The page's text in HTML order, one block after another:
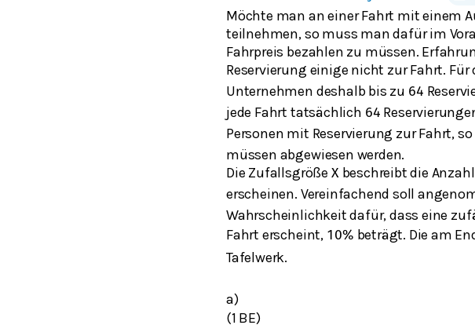
Möchte man an einer Fahrt mit einem
teilnehmen, so muss man dafür im
Fahrpreis bezahlen zu müssen.
Reservierung einige nicht zur Fahrt. Für
Unternehmen deshalb bis zu 64
jede Fahrt tatsächlich 64
Personen mit Reservierung zur Fahrt,
müssen abgewiesen werden.
Die Zufallsgröße Xbeschreibt die
erscheinen. Vereinfachend soll
Wahrscheinlichkeit dafür, dass eine
Fahrt erscheint, 10% beträgt. Die am
Tafelwerk.
a)
(1 BE)